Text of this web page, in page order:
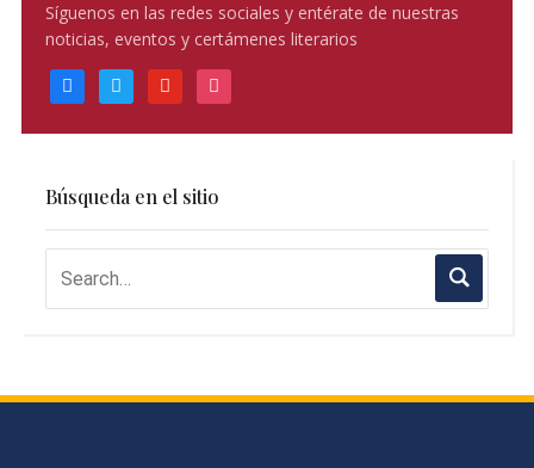
Síguenos en las redes sociales y entérate de nuestras
noticias, eventos y certámenes literarios
facebooktwitter youtube instagram
Búsqueda en el sitio